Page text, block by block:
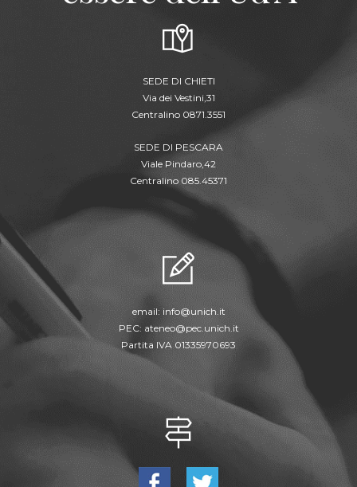
SEDE DI CHIETI
Via dei Vestini,31
Centralino 0871.3551
SEDE DI PESCARA
Viale Pindaro,42
Centralino 085.45371
email: info@unich.it
PEC: ateneo@pec.unich.it
Partita IVA 01335970693